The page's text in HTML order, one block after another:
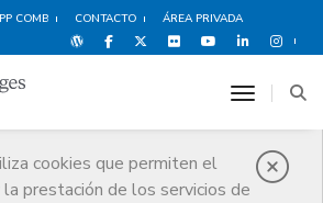
COMB CONTACTO ÁREA PRIVADA
cookies que permiten el
prestación de los servicios de
toggle